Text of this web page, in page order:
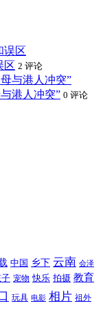
区 2 评论
港人冲突” 0 评论
中国 乡下 云南 会泽
宠物 快乐 拍摄 教育
玩具 电影 相片 祖外